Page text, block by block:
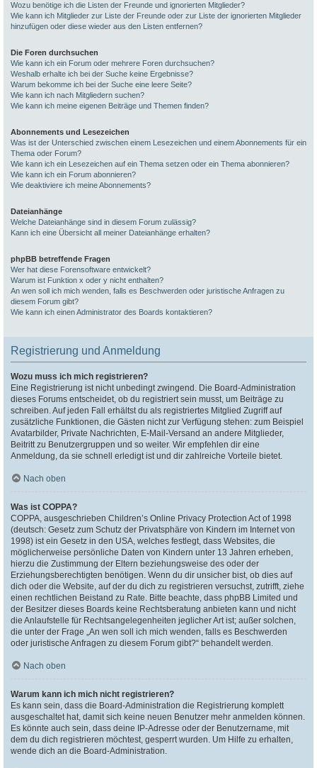
Wozu benötige ich die Listen der Freunde und ignorierten Mitglieder?
Wie kann ich Mitglieder zur Liste der Freunde oder zur Liste der ignorierten Mitglieder
hinzufügen oder diese wieder aus den Listen entfernen?
Die Foren durchsuchen
Wie kann ich ein Forum oder mehrere Foren durchsuchen?
Weshalb erhalte ich bei der Suche keine Ergebnisse?
Warum bekomme ich bei der Suche eine leere Seite?
Wie kann ich nach Mitgliedern suchen?
Wie kann ich meine eigenen Beiträge und Themen finden?
Abonnements und Lesezeichen
Was ist der Unterschied zwischen einem Lesezeichen und einem Abonnements für ein
Thema oder Forum?
Wie kann ich ein Lesezeichen auf ein Thema setzen oder ein Thema abonnieren?
Wie kann ich ein Forum abonnieren?
Wie deaktiviere ich meine Abonnements?
Dateianhänge
Welche Dateianhänge sind in diesem Forum zulässig?
Kann ich eine Übersicht all meiner Dateianhänge erhalten?
phpBB betreffende Fragen
Wer hat diese Forensoftware entwickelt?
Warum ist Funktion x oder y nicht enthalten?
An wen soll ich mich wenden, falls es Beschwerden oder juristische Anfragen zu
diesem Forum gibt?
Wie kann ich einen Administrator des Boards kontaktieren?
Registrierung und Anmeldung
Wozu muss ich mich registrieren?
Eine Registrierung ist nicht unbedingt zwingend. Die Board-Administration
dieses Forums entscheidet, ob du registriert sein musst, um Beiträge zu
schreiben. Auf jeden Fall erhältst du als registriertes Mitglied Zugriff auf
zusätzliche Funktionen, die Gästen nicht zur Verfügung stehen: zum Beispiel
Avatarbilder, Private Nachrichten, E-Mail-Versand an andere Mitglieder,
Beitritt zu Benutzergruppen und so weiter. Wir empfehlen dir eine
Anmeldung, da sie schnell erledigt ist und dir zahlreiche Vorteile bietet.
Nach oben
Was ist COPPA?
COPPA, ausgeschrieben Children’s Online Privacy Protection Act of 1998
(deutsch: Gesetz zum Schutz der Privatsphäre von Kindern im Internet von
1998) ist ein Gesetz in den USA, welches festlegt, dass Websites, die
möglicherweise persönliche Daten von Kindern unter 13 Jahren erheben,
hierzu die Zustimmung der Eltern beziehungsweise des oder der
Erziehungsberechtigten benötigen. Wenn du dir unsicher bist, ob dies auf
dich oder die Website, auf der du dich zu registrieren versuchst, zutrifft, ziehe
einen rechtlichen Beistand zu Rate. Bitte beachte, dass phpBB Limited und
der Besitzer dieses Boards keine Rechtsberatung anbieten kann und nicht
die Anlaufstelle für Rechtsangelegenheiten jeglicher Art ist; außer solchen,
die unter der Frage „An wen soll ich mich wenden, falls es Beschwerden
oder juristische Anfragen zu diesem Forum gibt?“ behandelt werden.
Nach oben
Warum kann ich mich nicht registrieren?
Es kann sein, dass die Board-Administration die Registrierung komplett
ausgeschaltet hat, damit sich keine neuen Benutzer mehr anmelden können.
Es könnte auch sein, dass deine IP-Adresse oder der Benutzername, mit
dem du dich registrieren möchtest, gesperrt wurden. Um Hilfe zu erhalten,
wende dich an die Board-Administration.